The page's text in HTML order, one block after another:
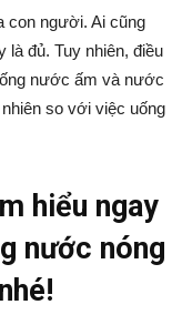
con người. Ai cũng
là đủ. Tuy nhiên, điều
nước ấm và nước
so với việc uống
hiểu ngay
nước nóng